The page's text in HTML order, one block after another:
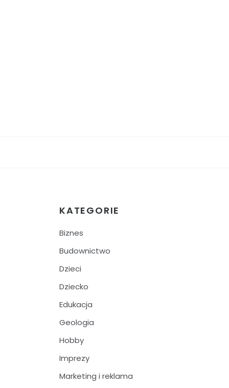
KATEGORIE
Biznes
Budownictwo
Dzieci
Dziecko
Edukacja
Geologia
Hobby
Imprezy
Marketing i reklama